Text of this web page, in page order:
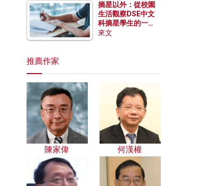
摘星以外：從校園
生活觀察DSE中文
科摘星學生的一點
特質
來文
推薦作家
陳家偉 何漢權